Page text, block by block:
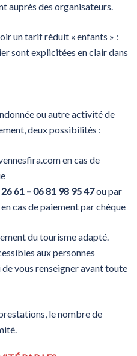
auprès des organisateurs.
un tarif réduit « enfants » :
sont explicitées en clair dans
ou autre activité de
deux possibilités :
en cas de
61 – 06 81 98 95 47ou par
en cas de paiement par chèque
du tourisme adapté.
aux personnes
vous renseigner avant toute
le nombre de